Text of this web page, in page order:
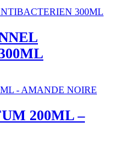
200ML –